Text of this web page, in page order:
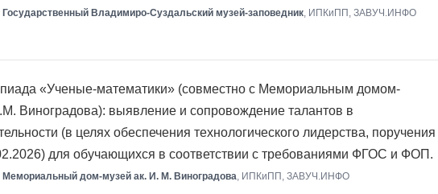
Государственный Владимиро-Суздальский музей-заповедник , ИПКиПП, ЗАВУЧ.ИНФО
«Ученые-математики» (совместно с Мемориальным домом-
Виноградова): выявление и сопровождение талантов в
(в целях обеспечения технологического лидерства, поручения
для обучающихся в соответствии с требованиями ФГОС и ФОП.
Мемориальный дом-музей ак. И. М. Виноградова, ИПКиПП, ЗАВУЧ.ИНФО